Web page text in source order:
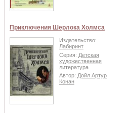
Приключения Шерлока Холмса
Издательство:
Лабиринт
Серия: Детская
художественная
литература
Автор: Дойл Артур
Конан